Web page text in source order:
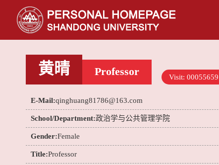
黄晴 Professor Visit: 00055659
E-Mail:qinghuang81786@163.com
School/Department:政治学与公共管理学院
Gender:Female
Title:Professor